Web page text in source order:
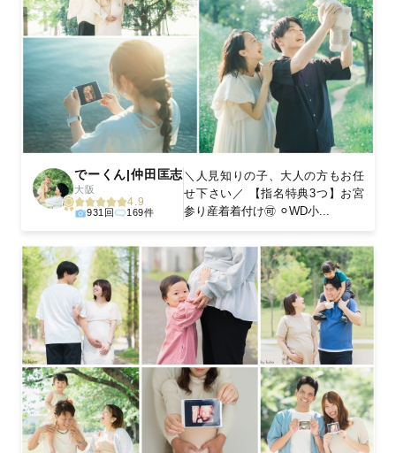
でーくん|仲田匡志
大阪
4.9
931回 169件
＼人見知りの子、大人の方もお任
せ下さい／ 【指名特典3つ】お宮
参り産着着付け🉑 ⚪︎WD小...